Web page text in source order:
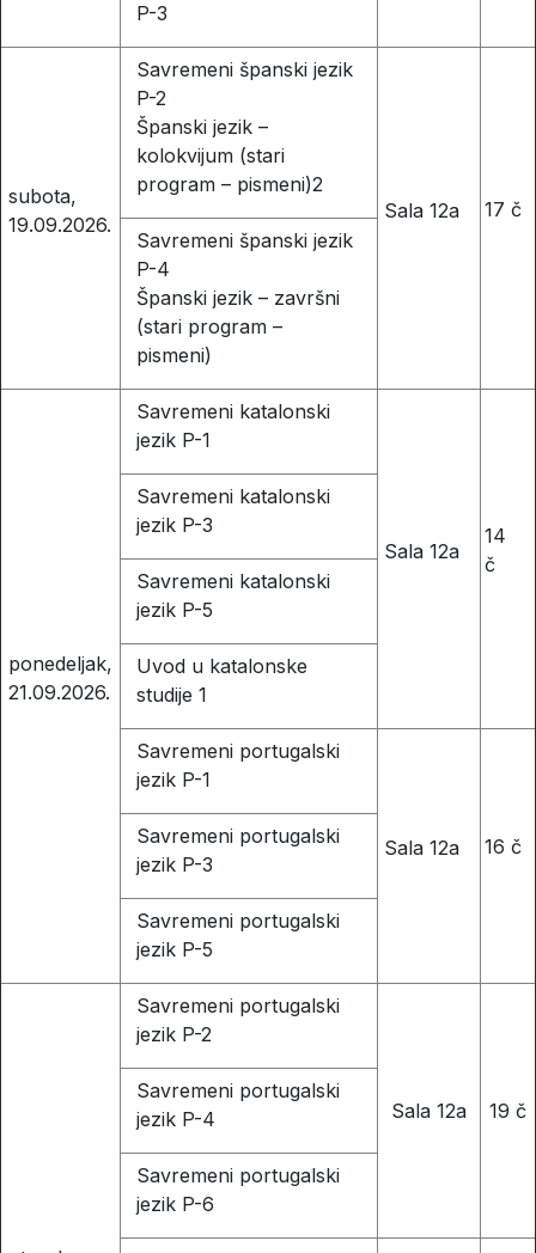
P-3
subota,
19.09.2026.
Savremeni španski jezik
P-2
Španski jezik –
kolokvijum (stari
program – pismeni)2
Sala 12a
17 č
Savremeni španski jezik
P-4
Španski jezik – završni
(stari program –
pismeni)
ponedeljak,
21.09.2026.
Savremeni katalonski
jezik P-1
Sala 12a
14
č
Savremeni katalonski
jezik P-3
Savremeni katalonski
jezik P-5
Uvod u katalonske
studije 1
Savremeni portugalski
jezik P-1
Sala 12a 16 č
Savremeni portugalski
jezik P-3
Savremeni portugalski
jezik P-5
Savremeni portugalski
jezik P-2
Sala 12a 19 č
Savremeni portugalski
jezik P-4
Savremeni portugalski
jezik P-6